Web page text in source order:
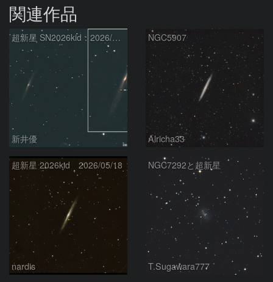
関連作品
超新星 SN2026kid：2026/05/18
新井優
NGC5907
Alricha33
超新星 2026kid 2026/05/18
nardis
NGC7292と超新星
T.Sugawara777